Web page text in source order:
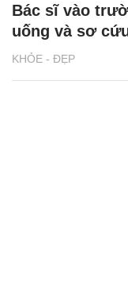
KHỎE - ĐẸP
Bác sĩ vào
uống và sơ